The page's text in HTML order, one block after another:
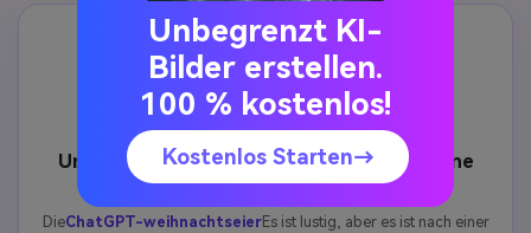
Unbegrenzte Weihnachtsmann Videos, keine
einmalige Überraschung
DieChatGPT-weihnachtseierEs ist lustig, aber es ist nach einer
Unbegrenzt KI-
Bilder erstellen.
100 % kostenlos!
Kostenlos Starten→